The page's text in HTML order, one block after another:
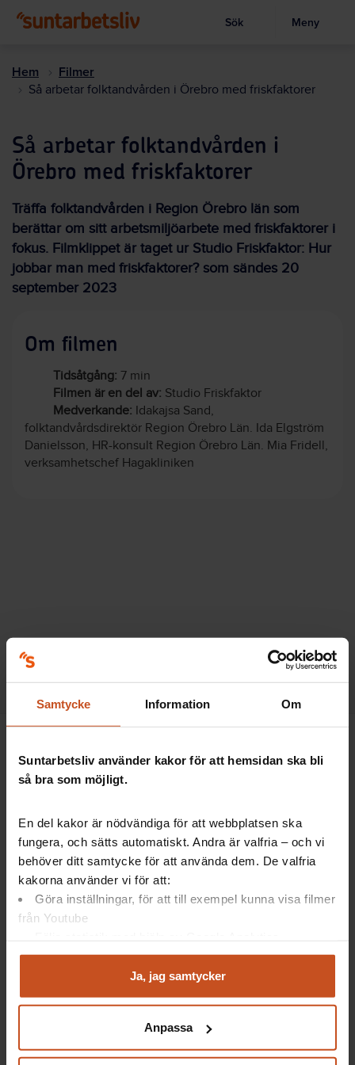
Samtycke Information Om
Suntarbetsliv använder kakor för att hemsidan ska bli
så bra som möjligt.
En del kakor är nödvändiga för att webbplatsen ska
fungera, och sätts automatiskt. Andra är valfria – och vi
behöver ditt samtycke för att använda dem. De valfria
kakorna använder vi för att:
Göra inställningar, för att till exempel kunna visa filmer
från Youtube
Analysera trafik för att kunna visa riktad information
Du kan när som helst återta ditt godkännande genom att
integritet@suntarbetsliv.se.
Ja, jag samtycker
Anpassa
huvudinnehållet
Visa sökruta
Sök Meny
Hem Filmer
Så arbetar folktandvården i Örebro med friskfaktorer
Så arbetar folktandvården i
Örebro med friskfaktorer
Träffa folktandvården i Region Örebro län som
berättar om sitt arbetsmiljöarbete med friskfaktorer i
fokus. Filmklippet är taget ur Studio Friskfaktor: Hur
jobbar man med friskfaktorer? som sändes 20
september 2023
Om filmen
Tidsåtgång: 7 min
Filmen är en del av: Studio Friskfaktor
Medverkande: Idakajsa Sand,
folktandvårdsdirektör Region Örebro Län. Ida Elgström
Danielsson, HR-konsult Region Örebro Län. Mia Fridell,
verksamhetschef Hagakliniken
i ditt arbete för friska arbetsplatser
FacebookLinkedInInstagramYouTube
Vårt utbud
Artiklar
Suntarbetsliv
Om oss
Lediga tjänster